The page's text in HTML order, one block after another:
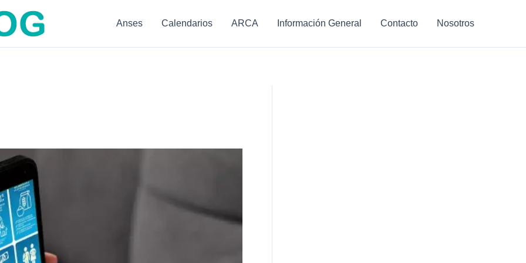
Anses Calendarios ARCA Información General Contacto Nosotros